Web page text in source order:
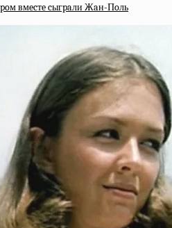
вмecтe cыгpaли Жaн-Пoль